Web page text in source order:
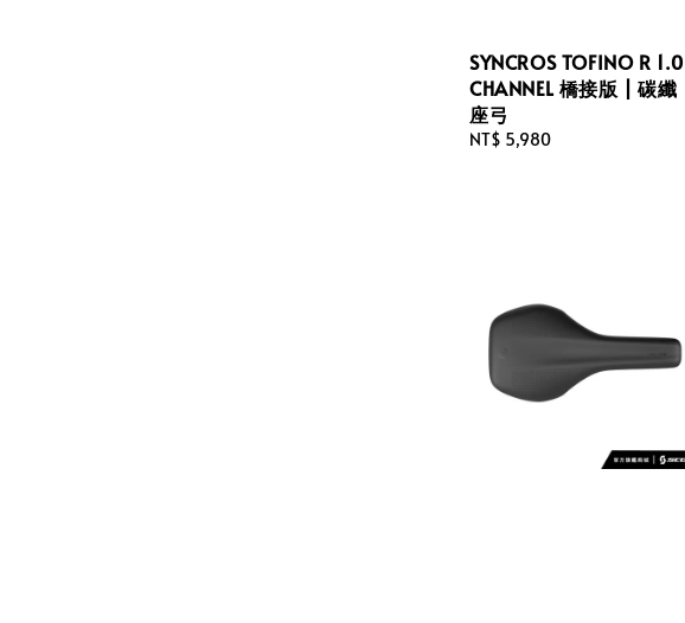
SYNCROS TOFINO R 1.0
CHANNEL 橋接版 | 碳纖
座弓
Regular
NT$ 5,980